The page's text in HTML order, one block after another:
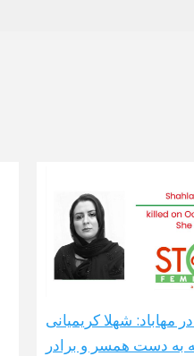
مهاباد: شهلا کریمیانی
به دست همسر و برادر